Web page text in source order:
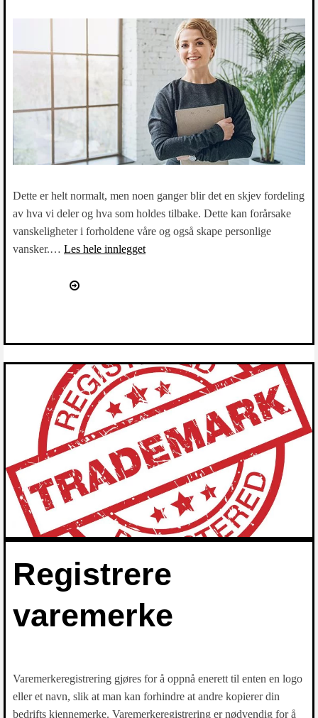
Dette er helt normalt, men noen ganger blir det en skjev fordeling
av hva vi deler og hva som holdes tilbake. Dette kan forårsake
vanskeligheter i forholdene våre og også skape personlige
vansker.… Les hele innlegget
Registrere
varemerke
Varemerkeregistrering gjøres for å oppnå enerett til enten en logo
eller et navn, slik at man kan forhindre at andre kopierer din
bedrifts kjennemerke. Varemerkeregistrering er nødvendig for å